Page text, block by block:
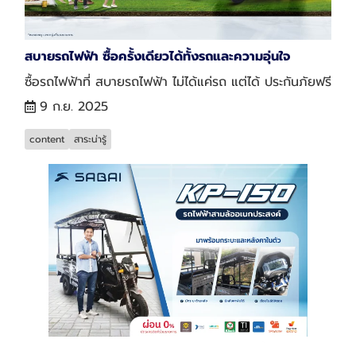
สบายรถไฟฟ้า ซื้อครั้งเดียวได้ทั้งรถและความอุ่นใจ
ซื้อรถไฟฟ้าที่ สบายรถไฟฟ้า ไม่ได้แค่รถ แต่ได้ ประกันภัยฟรี
9 ก.ย. 2025
content สาระน่ารู้